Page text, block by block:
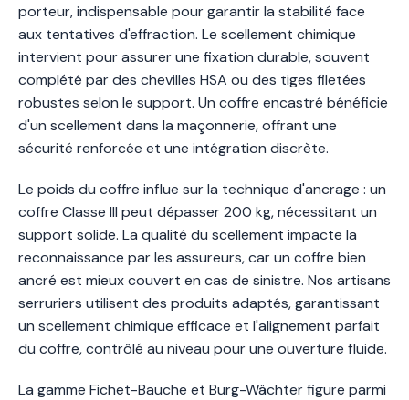
porteur, indispensable pour garantir la stabilité face
aux tentatives d'effraction. Le scellement chimique
intervient pour assurer une fixation durable, souvent
complété par des chevilles HSA ou des tiges filetées
robustes selon le support. Un coffre encastré bénéficie
d'un scellement dans la maçonnerie, offrant une
sécurité renforcée et une intégration discrète.
Le poids du coffre influe sur la technique d'ancrage : un
coffre Classe III peut dépasser 200 kg, nécessitant un
support solide. La qualité du scellement impacte la
reconnaissance par les assureurs, car un coffre bien
ancré est mieux couvert en cas de sinistre. Nos artisans
serruriers utilisent des produits adaptés, garantissant
un scellement chimique efficace et l'alignement parfait
du coffre, contrôlé au niveau pour une ouverture fluide.
La gamme Fichet-Bauche et Burg-Wächter figure parmi